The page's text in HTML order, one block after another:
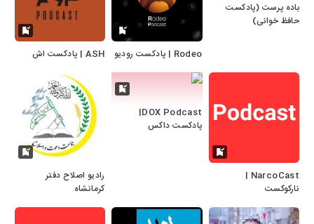
باده پرست (پادکست
حافظ خوانی)
Rodeo | پادکست رودیو ASH | پادکست اش
NarcoCast |
نارکوکست
DOX Podcast|
پادکست داکس
رادیو اصلاح دفتر
کرمانشاه